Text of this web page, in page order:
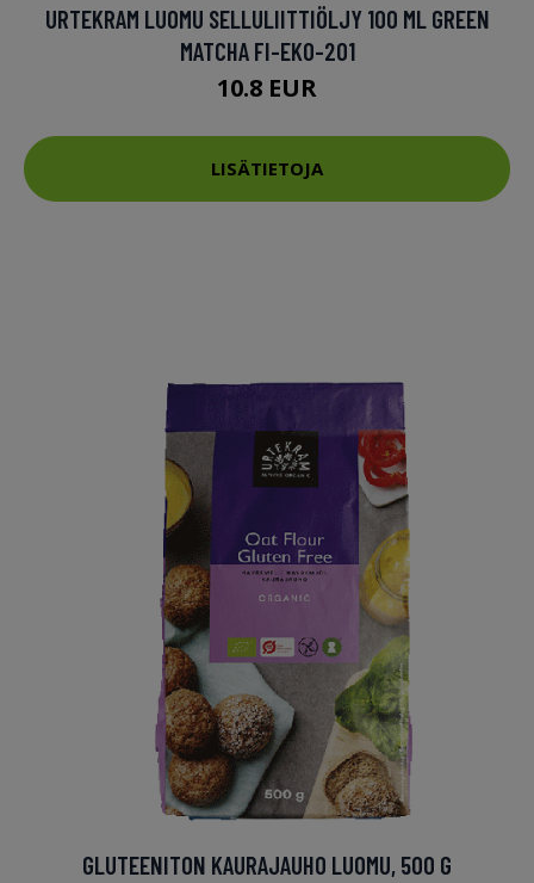
URTEKRAM LUOMU SELLULIITTIÖLJY 100 ML GREEN
MATCHA FI-EKO-201
10.8 EUR
LISÄTIETOJA
GLUTEENITON KAURAJAUHO LUOMU, 500 G